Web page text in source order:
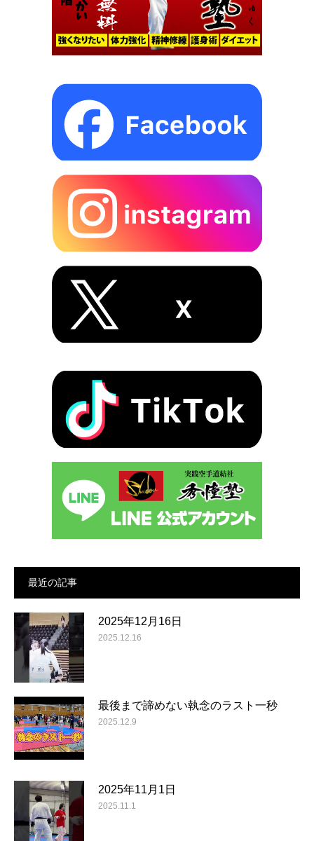
最近の記事
2025年12月16日
2025.12.16
最後まで諦めない執念のラスト一秒
2025.12.9
2025年11月1日
2025.11.1